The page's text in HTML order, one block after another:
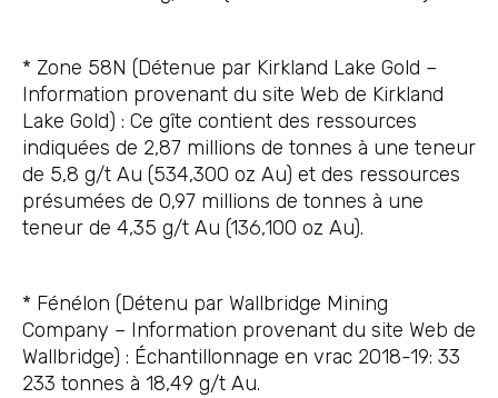
* Zone 58N (Détenue par Kirkland Lake Gold –
Information provenant du site Web de Kirkland
Lake Gold) : Ce gîte contient des ressources
indiquées de 2,87 millions de tonnes à une teneur
de 5,8 g/t Au (534,300 oz Au) et des ressources
présumées de 0,97 millions de tonnes à une
teneur de 4,35 g/t Au (136,100 oz Au).
* Fénélon (Détenu par Wallbridge Mining
Company – Information provenant du site Web de
Wallbridge) : Échantillonnage en vrac 2018-19: 33
233 tonnes à 18,49 g/t Au.